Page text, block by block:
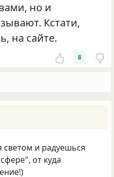
но и
Кстати,
на сайте.
8
и радуешься
от куда